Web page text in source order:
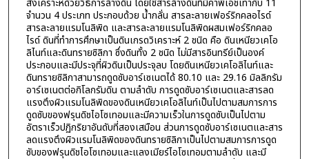
จำนวน 4 ประเภท ประกอบด้วย น้ำกลั่น สารละลายเฟอร์ริกคลอไรด์
สารละลายแรมโนลิพิด และสารละลายแรมโนลิพิดผสมเฟอร์ริกคลอ
ไรด์ ดินที่ทำการศึกษาเป็นดินเกรดวิเคราะห์ 2 ชนิด คือ ดินเหนียวเคโอ
ลิไนท์และดินทรายซิลิกา ซึ่งดินทั้ง 2 ชนิด ไม่มีสารอินทรีย์เป็นองค์
ประกอบและมีประจุที่ผิวดินเป็นประจุลบ โดยดินเหนียวเคโอลิไนท์และ
ดินทรายซิลิกาสามารถดูดซับอาร์เซเนตได้ 80.10 และ 29.16 มิลลิกรัม
อาร์เซเนตต่อกิโลกรัมดิน ตามลำดับ การดูดซับอาร์เซเนตและสารลด
แรงตึงผิวแรมโนลิพิดของดินเหนียวเคโอลิไนท์เป็นไปตามสมการการ
ดูดซับของฟรุนดิชไอโซเทอมและมีความเร็วในการดูดซับเป็นไปตาม
อัตราเร็วปฏิกริยาอันดับที่สองเสมือน ส่วนการดูดซับอาร์เซเนตและสาร
ลดแรงตึงผิวแรมโนลิพิดของดินทรายซิลิกาเป็นไปตามสมการการดูด
ซับของฟรุนดิชไอโซเทอมและแลงเมียร์ไอโซเทอมตามลำดับ และมี